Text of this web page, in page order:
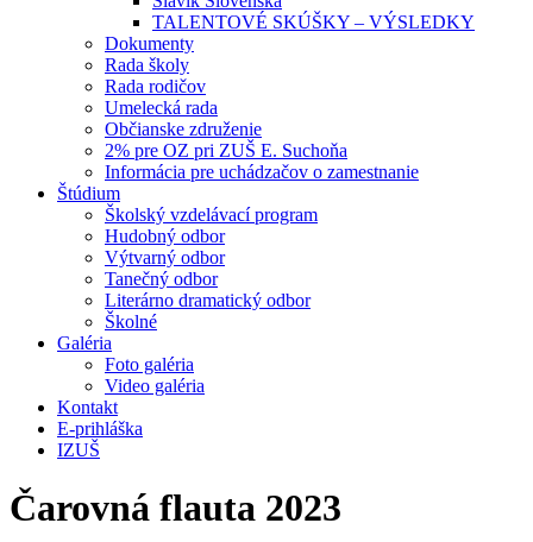
TALENTOVÉ SKÚŠKY – VÝSLEDKY
Dokumenty
Rada školy
Rada rodičov
Umelecká rada
Občianske združenie
2% pre OZ pri ZUŠ E. Suchoňa
Informácia pre uchádzačov o zamestnanie
Štúdium
Školský vzdelávací program
Hudobný odbor
Výtvarný odbor
Tanečný odbor
Literárno dramatický odbor
Školné
Galéria
Foto galéria
Video galéria
Kontakt
E-prihláška
IZUŠ
Čarovná flauta 2023